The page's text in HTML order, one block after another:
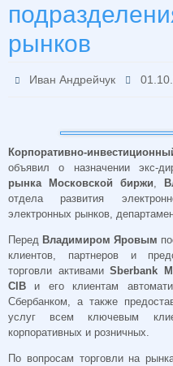
рынков
Иван Андрейчук
Корпоративно-
объявил о назначении экс-
рынка Московской биржи,
отдела развития
электронных рынков,
Перед Владимиром Яровым
клиентов, партнеров и
торговли активамиSberbank
CIB и его клиентам
Сбербанком, а также
услуг всем ключевым
корпоративных и розничных.
По вопросам торговли на